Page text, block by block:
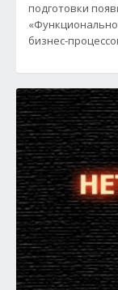
подготовки
бизнес-